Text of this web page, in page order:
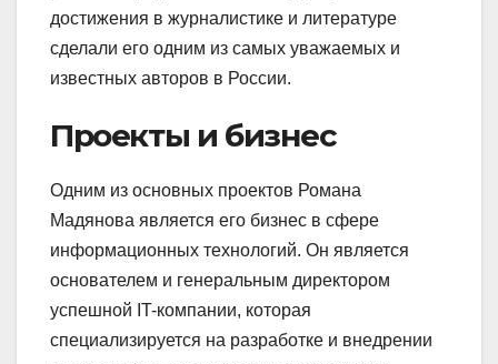
достижения в журналистике и литературе
сделали его одним из самых уважаемых и
известных авторов в России.
Проекты и бизнес
Одним из основных проектов Романа
Мадянова является его бизнес в сфере
информационных технологий. Он является
основателем и генеральным директором
успешной IT-компании, которая
специализируется на разработке и внедрении